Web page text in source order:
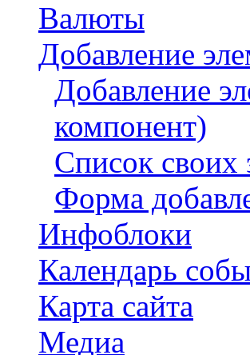
Валюты
Добавление
Добавление
компонент)
Список своих
Форма
Инфоблоки
Календарь
Карта сайта
Медиа